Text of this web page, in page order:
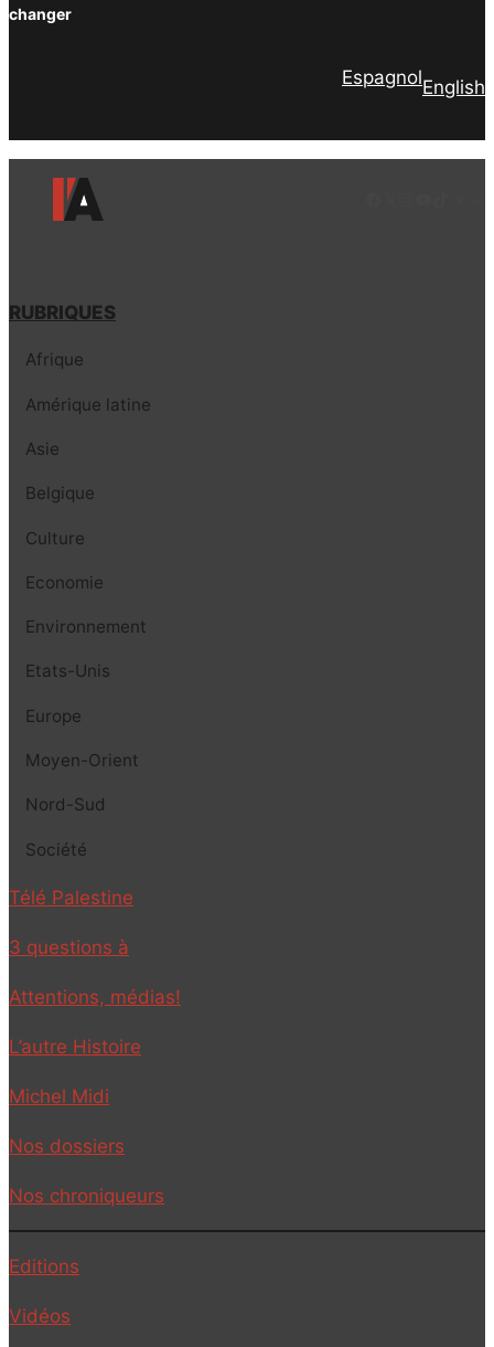
changer
EspagnolEnglish
RUBRIQUES
Afrique
Amérique latine
Asie
Belgique
Culture
Economie
Environnement
Etats-Unis
Europe
Moyen-Orient
Nord-Sud
Société
Télé Palestine
3 questions à
Attentions, médias!
L’autre Histoire
Michel Midi
Nos dossiers
Nos chroniqueurs
Editions
Vidéos